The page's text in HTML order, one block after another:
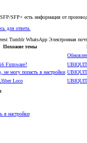
SFP+ есть информация от
для ответа.
Tumblr WhatsApp Электронная
Похожие темы
Firmware?
не могу попасть в настройки
Loco
в настройки